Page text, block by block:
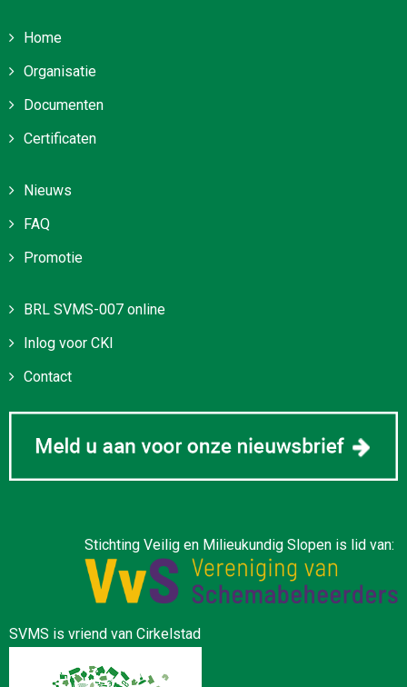
Home
Organisatie
Documenten
Certificaten
Nieuws
FAQ
Promotie
BRL SVMS-007 online
Inlog voor CKI
Contact
Stichting Veilig en Milieukundig Slopen is lid van:
SVMS is vriend van Cirkelstad